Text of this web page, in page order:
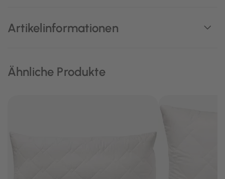
Artikelinformationen